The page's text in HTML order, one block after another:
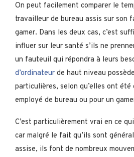
On peut facilement comparer le
travailleur de bureau assis sur son
gamer. Dans les deux cas, c’est
influer sur leur santé s’ils ne
un fauteuil qui répondra à leurs
d’ordinateur de haut niveau
particulières, selon qu’elles ont été
employé de bureau ou pour un
C’est particulièrement vrai en ce
car malgré le fait qu’ils sont
assise, ils font de nombreux